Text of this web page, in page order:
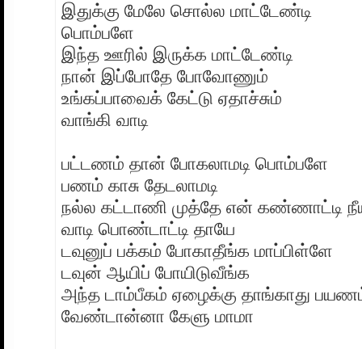
இதுக்கு மேலே சொல்ல மாட்டேண்டி
பொம்பளே
இந்த ஊரில் இருக்க மாட்டேண்டி
நான் இப்போதே போவோணும்
உங்கப்பாவைக் கேட்டு ஏதாச்சும்
வாங்கி வாடி
பட்டணம் தான் போகலாமடி பொம்பளே
பணம் காசு தேடலாமடி
நல்ல கட்டாணி முத்தே என் கண்ணாட்டி
வாடி பொண்டாட்டி தாயே
டவுனுப் பக்கம் போகாதீங்க மாப்பிள்ளே
டவுன் ஆயிப் போயிடுவீங்க
அந்த டாம்பீகம் ஏழைக்கு தாங்காது
வேண்டான்னா கேளு மாமா